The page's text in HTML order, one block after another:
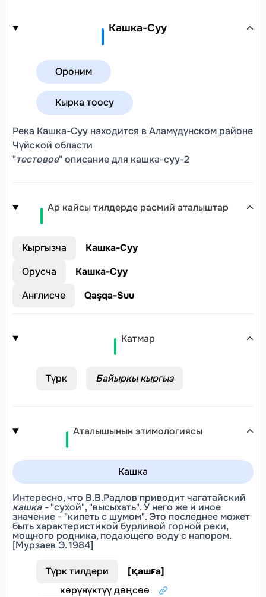
Кашка-Суу
Ороним
Кырка тоосу
Река Кашка-Суу находится в Аламүдүнском районе
Чүйской области
"тестовое" описание для кашка-суу-2
Ар кайсы тилдерде расмий аталыштар
Кыргызча
Кашка-Суу
Орусча
Кашка-Суу
Англисче
Qaşqa-Suu
Катмар
Түрк Байыркы кыргыз
Аталышынын этимологиясы
Кашка
Интересно, что В.В.Радлов приводит чагатайский
кашка -"сухой", "высыхать". У него же и иное
значение - "кипеть с шумом". Это последнее может
быть характеристикой бурливой горной реки,
мощного родника, подающего воду с напором.
[Мурзаев Э. 1984]
Түрк тилдери [қашға]
көрүнүктүү дөңсөө